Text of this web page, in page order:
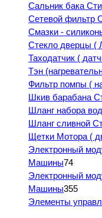
Сальник бака
Сетевой фильтр
Смазки -
Стекло дверцы (
Таходатчик (
Тэн
Фильтр помпы (
Шкив барабана
Шланг набора
Шланг сливной
Щетки Мотора (
Электронный
Машины74
Электронный
Машины355
Элементы